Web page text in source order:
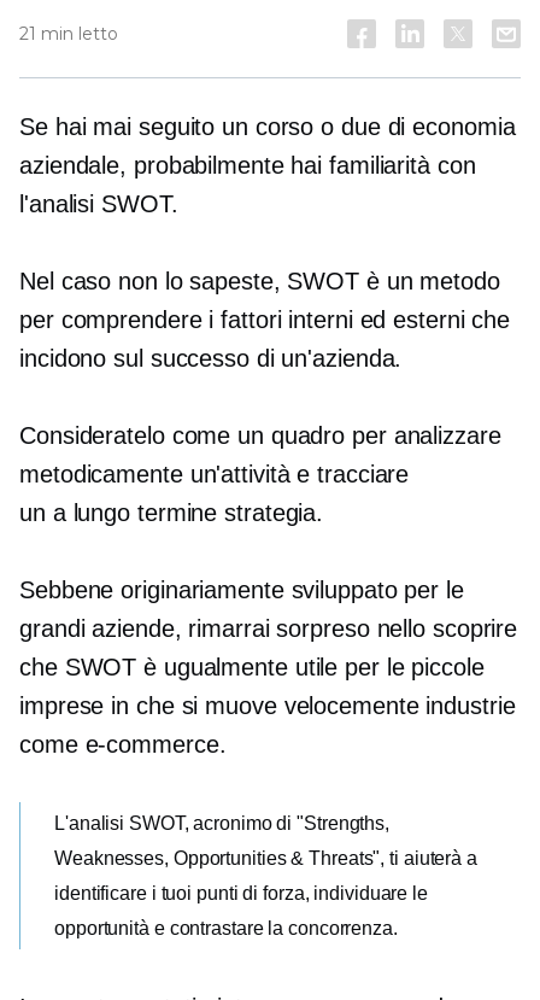
21 min letto
Se hai mai seguito un corso o due di economia
aziendale, probabilmente hai familiarità con
l'analisi SWOT.
Nel caso non lo sapeste, SWOT è un metodo
per comprendere i fattori interni ed esterni che
incidono sul successo di un'azienda.
Consideratelo come un quadro per analizzare
metodicamente un'attività e tracciare
un a lungo termine strategia.
Sebbene originariamente sviluppato per le
grandi aziende, rimarrai sorpreso nello scoprire
che SWOT è ugualmente utile per le piccole
imprese in che si muove velocementeindustrie
come e-commerce.
L'analisi SWOT, acronimo di "Strengths,
Weaknesses, Opportunities & Threats", ti aiuterà a
identificare i tuoi punti di forza, individuare le
opportunità e contrastare la concorrenza.